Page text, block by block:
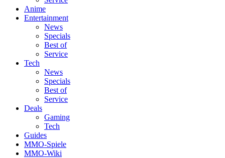
Anime
Entertainment
News
Specials
Best of
Service
Tech
News
Specials
Best of
Service
Deals
Gaming
Tech
Guides
MMO-Spiele
MMO-Wiki